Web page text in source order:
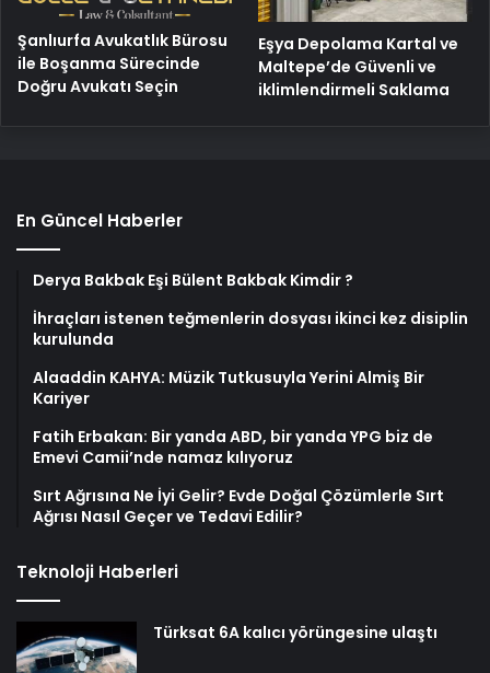
Şanlıurfa Avukatlık Bürosu
ile Boşanma Sürecinde
Doğru Avukatı Seçin
Eşya Depolama Kartal ve
Maltepe’de Güvenli ve
iklimlendirmeli Saklama
En Güncel Haberler
Derya Bakbak Eşi Bülent Bakbak Kimdir ?
İhraçları istenen teğmenlerin dosyası ikinci kez disiplin
kurulunda
Alaaddin KAHYA: Müzik Tutkusuyla Yerini Almiş Bir
Kariyer
Fatih Erbakan: Bir yanda ABD, bir yanda YPG biz de
Emevi Camii’nde namaz kılıyoruz
Sırt Ağrısına Ne İyi Gelir? Evde Doğal Çözümlerle Sırt
Ağrısı Nasıl Geçer ve Tedavi Edilir?
Teknoloji Haberleri
Türksat 6A kalıcı yörüngesine ulaştı